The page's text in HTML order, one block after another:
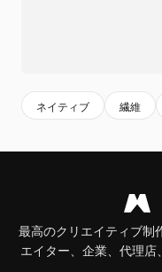
ネイティブ 繊維
最高のクリエイティブ制
エイター、企業、代理